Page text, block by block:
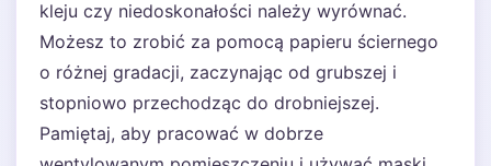
kleju czy niedoskonałości należy wyrównać.
Możesz to zrobić za pomocą papieru ściernego
o różnej gradacji, zaczynając od grubszej i
stopniowo przechodząc do drobniejszej.
Pamiętaj, aby pracować w dobrze